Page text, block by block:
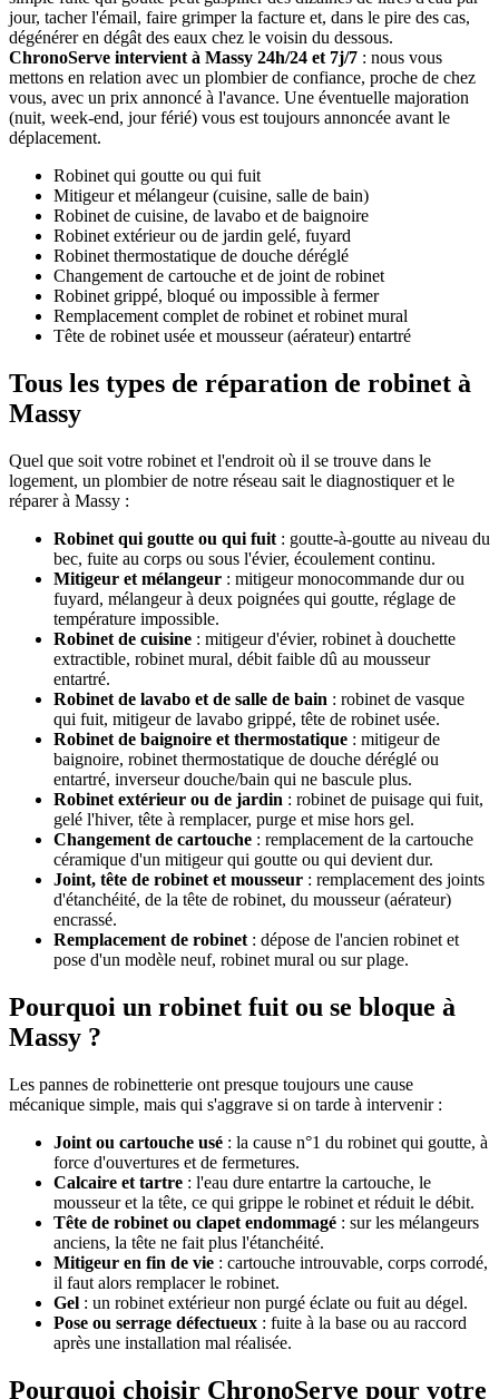
jour, tacher l'émail, faire grimper la facture et, dans le pire des cas,
dégénérer en dégât des eaux chez le voisin du dessous.
ChronoServe intervient à Massy 24h/24 et 7j/7 : nous vous
mettons en relation avec un plombier de confiance, proche de chez
vous, avec un prix annoncé à l'avance. Une éventuelle majoration
(nuit, week-end, jour férié) vous est toujours annoncée avant le
déplacement.
Robinet qui goutte ou qui fuit
Mitigeur et mélangeur (cuisine, salle de bain)
Robinet de cuisine, de lavabo et de baignoire
Robinet extérieur ou de jardin gelé, fuyard
Robinet thermostatique de douche déréglé
Changement de cartouche et de joint de robinet
Robinet grippé, bloqué ou impossible à fermer
Remplacement complet de robinet et robinet mural
Tête de robinet usée et mousseur (aérateur) entartré
Tous les types de réparation de robinet à
Massy
Quel que soit votre robinet et l'endroit où il se trouve dans le
logement, un plombier de notre réseau sait le diagnostiquer et le
réparer à Massy :
Robinet qui goutte ou qui fuit : goutte-à-goutte au niveau du
bec, fuite au corps ou sous l'évier, écoulement continu.
Mitigeur et mélangeur : mitigeur monocommande dur ou
fuyard, mélangeur à deux poignées qui goutte, réglage de
température impossible.
Robinet de cuisine : mitigeur d'évier, robinet à douchette
extractible, robinet mural, débit faible dû au mousseur
entartré.
Robinet de lavabo et de salle de bain : robinet de vasque
qui fuit, mitigeur de lavabo grippé, tête de robinet usée.
Robinet de baignoire et thermostatique : mitigeur de
baignoire, robinet thermostatique de douche déréglé ou
entartré, inverseur douche/bain qui ne bascule plus.
Robinet extérieur ou de jardin : robinet de puisage qui fuit,
gelé l'hiver, tête à remplacer, purge et mise hors gel.
Changement de cartouche : remplacement de la cartouche
céramique d'un mitigeur qui goutte ou qui devient dur.
Joint, tête de robinet et mousseur : remplacement des joints
d'étanchéité, de la tête de robinet, du mousseur (aérateur)
encrassé.
Remplacement de robinet : dépose de l'ancien robinet et
pose d'un modèle neuf, robinet mural ou sur plage.
Pourquoi un robinet fuit ou se bloque à
Massy ?
Les pannes de robinetterie ont presque toujours une cause
mécanique simple, mais qui s'aggrave si on tarde à intervenir :
Joint ou cartouche usé : la cause n°1 du robinet qui goutte, à
force d'ouvertures et de fermetures.
Calcaire et tartre : l'eau dure entartre la cartouche, le
mousseur et la tête, ce qui grippe le robinet et réduit le débit.
Tête de robinet ou clapet endommagé : sur les mélangeurs
anciens, la tête ne fait plus l'étanchéité.
Mitigeur en fin de vie : cartouche introuvable, corps corrodé,
il faut alors remplacer le robinet.
Gel : un robinet extérieur non purgé éclate ou fuit au dégel.
Pose ou serrage défectueux : fuite à la base ou au raccord
après une installation mal réalisée.
Pourquoi choisir ChronoServe pour votre